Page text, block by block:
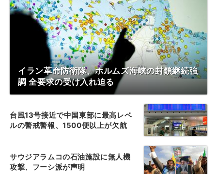
イラン革命防衛隊、ホルムズ海峡の封鎖継続強
調 全要求の受け入れ迫る
台風13号接近で中国東部に最高レベ
ルの警戒警報、1500便以上が欠航
サウジアラムコの石油施設に無人機
攻撃、フーシ派が声明